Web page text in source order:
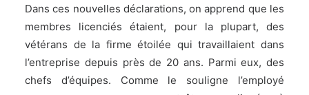
Dans ces nouvelles déclarations, on apprend que les
membres licenciés étaient, pour la plupart, des
vétérans de la firme étoilée qui travaillaient dans
l’entreprise depuis près de 20 ans. Parmi eux, des
chefs d’équipes. Comme le souligne l’employé